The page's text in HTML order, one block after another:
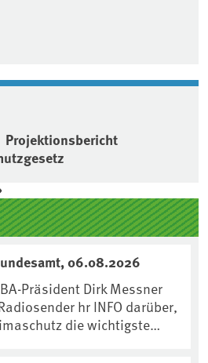
Projektionsbericht
06.08.2026
Präsident Dirk Messner
hr INFO darüber,